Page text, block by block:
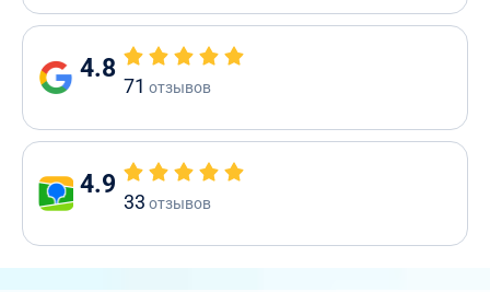
4.8
71 отзывов
4.9
33 отзывов